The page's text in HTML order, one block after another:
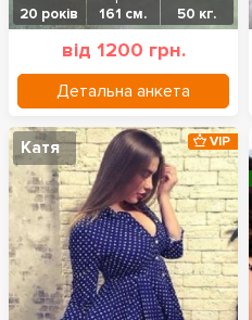
20 років
161 см.
50 кг.
від 1200 грн.
Детальна анкета
Катя VIP